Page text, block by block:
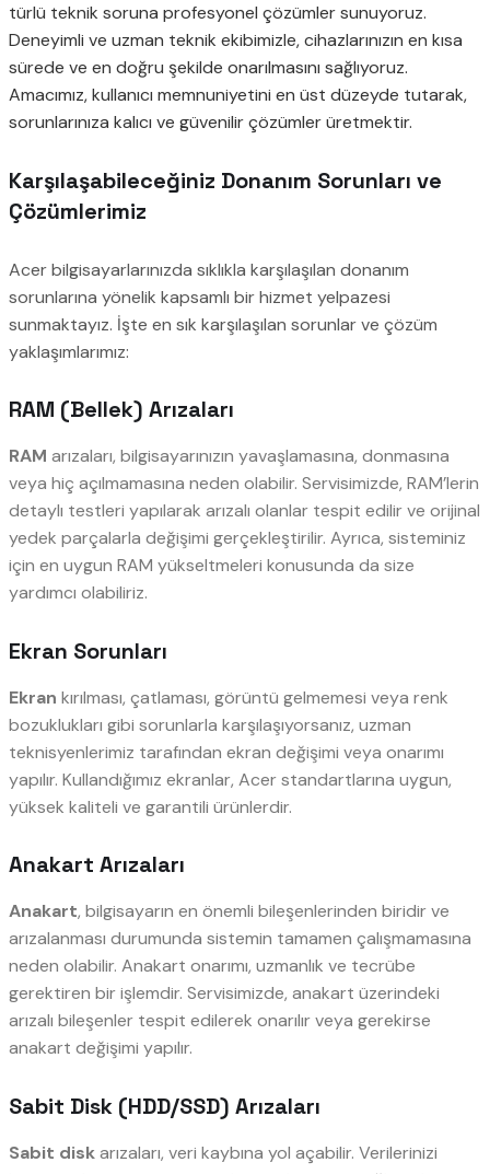
türlü teknik soruna profesyonel çözümler sunuyoruz.
Deneyimli ve uzman teknik ekibimizle, cihazlarınızın en kısa
sürede ve en doğru şekilde onarılmasını sağlıyoruz.
Amacımız, kullanıcı memnuniyetini en üst düzeyde tutarak,
sorunlarınıza kalıcı ve güvenilir çözümler üretmektir.
Karşılaşabileceğiniz Donanım Sorunları ve
Çözümlerimiz
Acer bilgisayarlarınızda sıklıkla karşılaşılan donanım
sorunlarına yönelik kapsamlı bir hizmet yelpazesi
sunmaktayız. İşte en sık karşılaşılan sorunlar ve çözüm
yaklaşımlarımız:
RAM (Bellek) Arızaları
RAM arızaları, bilgisayarınızın yavaşlamasına, donmasına
veya hiç açılmamasına neden olabilir. Servisimizde, RAM’lerin
detaylı testleri yapılarak arızalı olanlar tespit edilir ve orijinal
yedek parçalarla değişimi gerçekleştirilir. Ayrıca, sisteminiz
için en uygun RAM yükseltmeleri konusunda da size
yardımcı olabiliriz.
Ekran Sorunları
Ekran kırılması, çatlaması, görüntü gelmemesi veya renk
bozuklukları gibi sorunlarla karşılaşıyorsanız, uzman
teknisyenlerimiz tarafından ekran değişimi veya onarımı
yapılır. Kullandığımız ekranlar, Acer standartlarına uygun,
yüksek kaliteli ve garantili ürünlerdir.
Anakart Arızaları
Anakart, bilgisayarın en önemli bileşenlerinden biridir ve
arızalanması durumunda sistemin tamamen çalışmamasına
neden olabilir. Anakart onarımı, uzmanlık ve tecrübe
gerektiren bir işlemdir. Servisimizde, anakart üzerindeki
arızalı bileşenler tespit edilerek onarılır veya gerekirse
anakart değişimi yapılır.
Sabit Disk (HDD/SSD) Arızaları
Sabit diskarızaları, veri kaybına yol açabilir. Verilerinizi